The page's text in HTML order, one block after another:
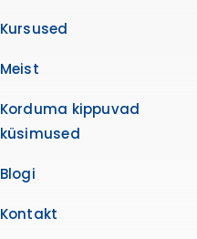
Kursused
Meist
Korduma kippuvad
küsimused
Blogi
Kontakt